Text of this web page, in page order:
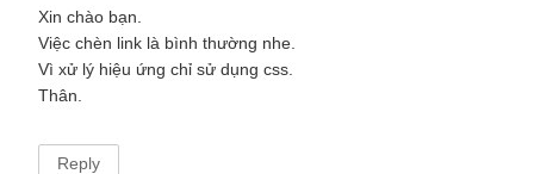
Xin chào bạn.
Việc chèn link là bình thường nhe.
Vì xử lý hiệu ứng chỉ sử dụng css.
Thân.
Reply